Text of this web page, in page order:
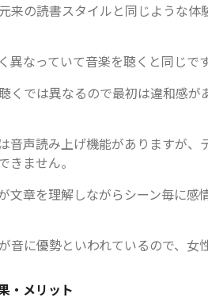
来の読書スタイルと同じような
異なっていて音楽を聴くと同じで
くでは異なるので最初は違和感
音声読み上げ機能がありますが
きません。
文章を理解しながらシーン毎に感
音に優勢といわれているので、女
・メリット